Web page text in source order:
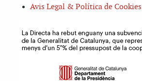
Avis Legal & Política de Cookies